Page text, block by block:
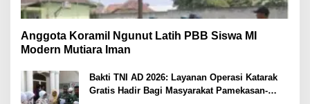
Anggota Koramil Ngunut Latih PBB Siswa MI
Modern Mutiara Iman
Bakti TNI AD 2026: Layanan Operasi Katarak
Gratis Hadir Bagi Masyarakat Pamekasan-